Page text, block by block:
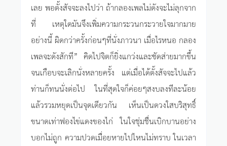
เลย พอตั้งสัจจะลงไปว่า ถ้ากลองเพลไม่ดังจะไม่ลุกจาก
ที่ เหตุใดมันจึงเพิ่มความกระวนกระวายใจมากมาย
อย่างนี้ ผิดกว่าครั้งก่อนๆที่นั่งภาวนา เมื่อไรหนอ กลอง
เพลจะดังสักที” คิดไปจิตก็ยิ่งแกว่งและซัดส่ายมากขึ้น
จนเกือบจะเลิกนั่งหลายครั้ง แต่เมื่อได้ตั้งสัจจะไปแล้ว
ท่านก็ทนนั่งต่อไป ในที่สุดใจก็ค่อยๆสงบลงทีละน้อย
แล้วรวมหยุดเป็นจุดเดียวกัน เห็นเป็นดวงใสบริสุทธิ์
ขนาดเท่าฟองไข่แดงของไก่ ในใจชุ่มชื่นเบิกบานอย่าง
บอกไม่ถูก ความปวดเมื่อยหายไปไหนไม่ทราบ ในเวลา